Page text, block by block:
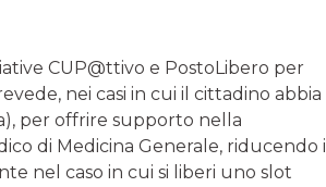
CUP@ttivo e PostoLibero per
nei casi in cui il cittadino abbia
per offrire supporto nella
di Medicina Generale, riducendo i
nel caso in cui si liberi uno slot